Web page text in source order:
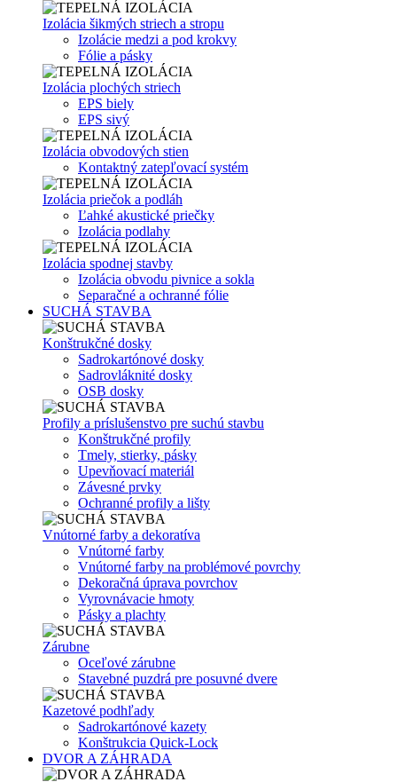
Izolácia šikmých striech a stropu
Izolácie medzi a pod krokvy
Fólie a pásky
Izolácia plochých striech
EPS biely
EPS sivý
Izolácia obvodových stien
Kontaktný zatepľovací systém
Izolácia priečok a podláh
Ľahké akustické priečky
Izolácia podlahy
Izolácia spodnej stavby
Izolácia obvodu pivnice a sokla
Separačné a ochranné fólie
SUCHÁ STAVBA
Konštrukčné dosky
Sadrokartónové dosky
Sadrovláknité dosky
OSB dosky
Profily a príslušenstvo pre suchú stavbu
Konštrukčné profily
Tmely, stierky, pásky
Upevňovací materiál
Závesné prvky
Ochranné profily a lišty
Vnútorné farby a dekoratíva
Vnútorné farby
Vnútorné farby na problémové povrchy
Dekoračná úprava povrchov
Vyrovnávacie hmoty
Pásky a plachty
Zárubne
Oceľové zárubne
Stavebné puzdrá pre posuvné dvere
Kazetové podhľady
Sadrokartónové kazety
Konštrukcia Quick-Lock
DVOR A ZÁHRADA